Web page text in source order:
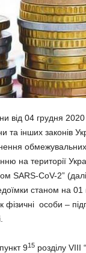
від 04 грудня
та інших законів
на території
SARS-CoV-2”
станом на 01
фізичні особи –
915розділу VIII